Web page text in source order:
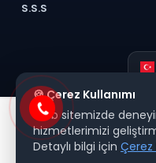
S.S.S
🍪 Çerez Kullanımı
Web sitemizde
hizmetlerimizi
Detaylı bilgi için Çerez